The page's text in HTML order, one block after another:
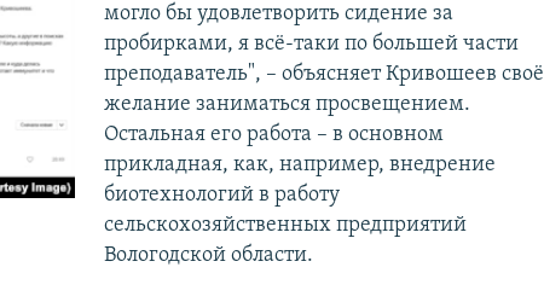
могло бы удовлетворить сидение за
пробирками, я всё-таки по большей части
преподаватель", – объясняет Кривошеев своё
желание заниматься просвещением.
Остальная его работа – в основном
прикладная, как, например, внедрение
биотехнологий в работу
сельскохозяйственных предприятий
Вологодской области.